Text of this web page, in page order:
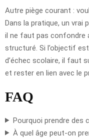
Autre piège courant :
Dans la pratique, un vrai
il ne faut pas confondre
structuré. Si l’objectif
d’échec scolaire, il faut
et rester en lien avec le
FAQ
Pourquoi prendre des
À quel âge peut-on